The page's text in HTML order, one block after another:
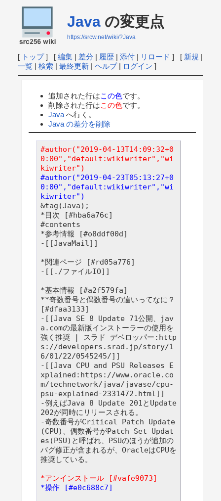
Javaの変更点
https://srcw.net/wiki/?Java
[ トップ] [ 編集| 差分 | 履歴| 添付| リロード ] [ 新規 |
一覧| 検索| 最終更新| ヘルプ| ログイン ]
追加された行はこの色です。
削除された行はこの色です。
Java へ行く。
Java の差分を削除
#author("2019-04-13T14:09:32+0
0:00","default:wikiwriter","wi
kiwriter")
#author("2019-04-23T05:13:27+0
0:00","default:wikiwriter","wi
kiwriter")
&tag(Java);
*目次 [#hba6a76c]
#contents
*参考情報 [#o8ddf00d]
-[[JavaMail]]
*関連ページ [#rd05a776]
-[[./ファイルIO]]
*基本情報 [#a2f579fa]
**奇数番号と偶数番号の違いってなに？
[#dfaa3133]
-[[Java SE 8 Update 71公開、jav
a.comの最新版インストーラーの使用を
強く推奨 | スラド デベロッパー:http
s://developers.srad.jp/story/1
6/01/22/0545245/]]
-[[Java CPU and PSU Releases E
xplained:https://www.oracle.co
m/technetwork/java/javase/cpu-
psu-explained-2331472.html]]
-例えばJava 8 Update 201とUpdate
202が同時にリリースされる。
-奇数番号がCritical Patch Update
(CPU)、偶数番号がPatch Set Updat
es(PSU)と呼ばれ、PSUのほうが追加の
バグ修正が含まれるが、OracleはCPUを
推奨している。
*アンインストール [#vafe9073]
*操作 [#e0c688c7]